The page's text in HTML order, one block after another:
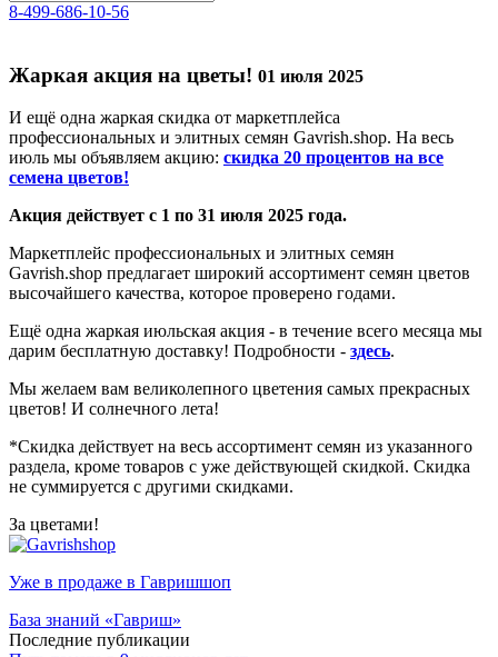
8-499-686-10-56
Жаркая акция на цветы! 01 июля 2025
И ещё одна жаркая скидка от маркетплейса
профессиональных и элитных семян Gavrish.shop. На весь
июль мы объявляем акцию: скидка 20 процентов на все
семена цветов!
Акция действует с 1 по 31 июля 2025 года.
Маркетплейс профессиональных и элитных семян
Gavrish.shop предлагает широкий ассортимент семян цветов
высочайшего качества, которое проверено годами.
Ещё одна жаркая июльская акция - в течение всего месяца мы
дарим бесплатную доставку! Подробности - здесь.
Мы желаем вам великолепного цветения самых прекрасных
цветов! И солнечного лета!
*Скидка действует на весь ассортимент семян из указанного
раздела, кроме товаров с уже действующей скидкой. Скидка
не суммируется с другими скидками.
За цветами!
Уже в продаже в Гавришшоп
База знаний «Гавриш»
Последние публикации